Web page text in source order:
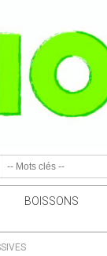
BOISSONS